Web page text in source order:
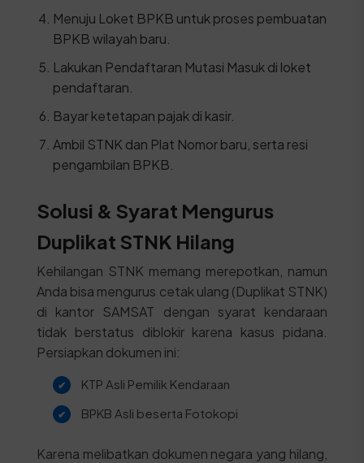
Menuju Loket BPKB untuk proses pembuatan
BPKB wilayah baru.
Lakukan Pendaftaran Mutasi Masuk di loket
pendaftaran.
Bayar ketetapan pajak di kasir.
Ambil STNK dan Plat Nomor baru, serta resi
pengambilan BPKB.
Solusi & Syarat Mengurus
Duplikat STNK Hilang
Kehilangan STNK memang merepotkan, namun
Anda bisa mengurus cetak ulang (Duplikat STNK)
di kantor SAMSAT dengan syarat kendaraan
tidak berstatus diblokir karena kasus pidana.
Persiapkan dokumen ini:
KTP Asli Pemilik Kendaraan
BPKB Asli beserta Fotokopi
Karena melibatkan dokumen negara yang hilang,